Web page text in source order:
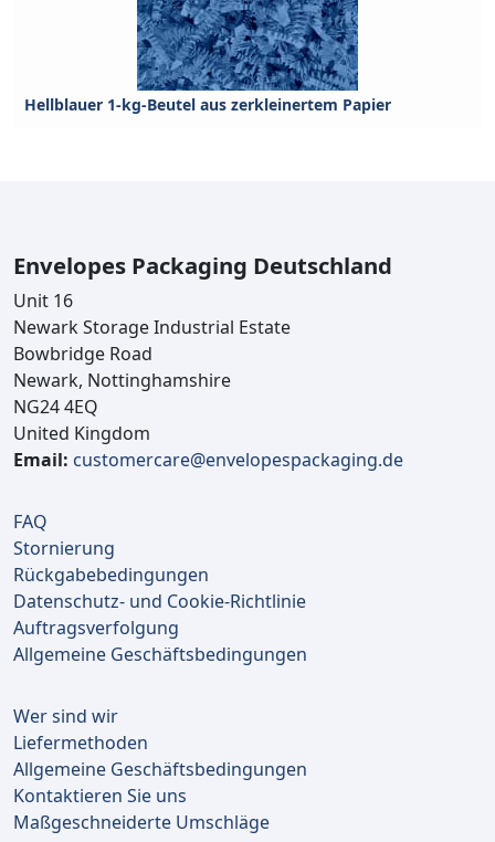
Hellblauer 1-kg-Beutel aus zerkleinertem Papier
Envelopes Packaging Deutschland
Unit 16
Newark Storage Industrial Estate
Bowbridge Road
Newark, Nottinghamshire
NG24 4EQ
United Kingdom
Email: customercare@envelopespackaging.de
FAQ
Stornierung
Rückgabebedingungen
Datenschutz- und Cookie-Richtlinie
Auftragsverfolgung
Allgemeine Geschäftsbedingungen
Wer sind wir
Liefermethoden
Allgemeine Geschäftsbedingungen
Kontaktieren Sie uns
Maßgeschneiderte Umschläge